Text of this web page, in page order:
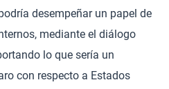
desempeñar un papel de
mediante el diálogo
lo que sería un
con respecto a Estados